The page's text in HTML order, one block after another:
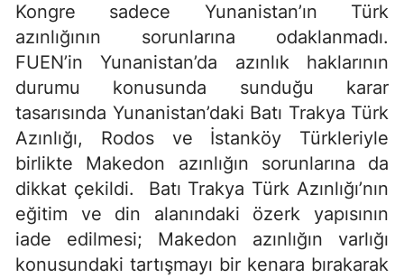
Kongre sadece Yunanistan’ın Türk
azınlığının sorunlarına odaklanmadı.
FUEN’in Yunanistan’da azınlık haklarının
durumu konusunda sunduğu karar
tasarısında Yunanistan’daki Batı Trakya Türk
Azınlığı, Rodos ve İstanköy Türkleriyle
birlikte Makedon azınlığın sorunlarına da
dikkat çekildi. Batı Trakya Türk Azınlığı’nın
eğitim ve din alanındaki özerk yapısının
iade edilmesi; Makedon azınlığın varlığı
konusundaki tartışmayı bir kenara bırakarak